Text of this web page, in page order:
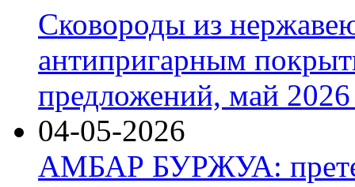
Сковороды из
антипригарным
предложений, май 2026
04-05-2026
АМБАР БУРЖУА: